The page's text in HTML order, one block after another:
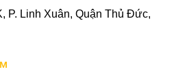
P. Linh Xuân, Quận Thủ Đức,